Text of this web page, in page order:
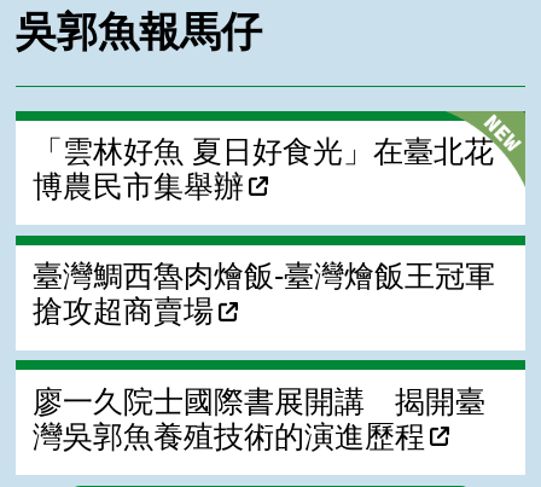
吳郭魚報馬仔
「雲林好魚 夏日好食光」在臺北花
博農民市集舉辦
臺灣鯛西魯肉燴飯-臺灣燴飯王冠軍
搶攻超商賣場
廖一久院士國際書展開講 揭開臺
灣吳郭魚養殖技術的演進歷程